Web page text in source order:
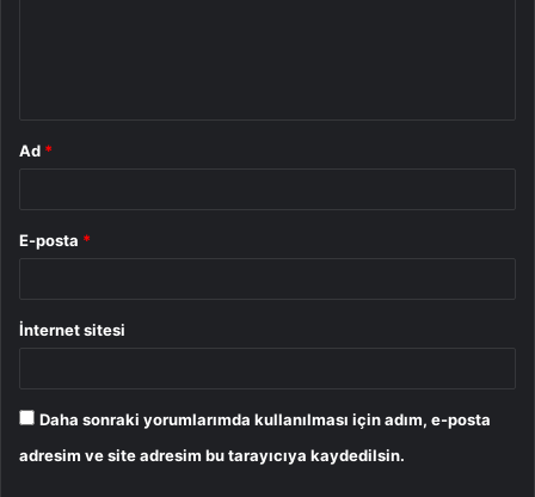
Ad *
E-posta *
İnternet sitesi
Daha sonraki yorumlarımda kullanılması için adım, e-posta
adresim ve site adresim bu tarayıcıya kaydedilsin.